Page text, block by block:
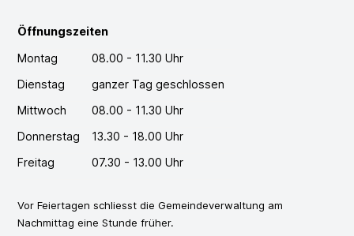
Öffnungszeiten
Montag
08.00 - 11.30 Uhr
Dienstag
ganzer Tag geschlossen
Mittwoch
08.00 - 11.30 Uhr
Donnerstag
13.30 - 18.00 Uhr
Freitag
07.30 - 13.00 Uhr
Vor Feiertagen schliesst die Gemeindeverwaltung am
Nachmittag eine Stunde früher.